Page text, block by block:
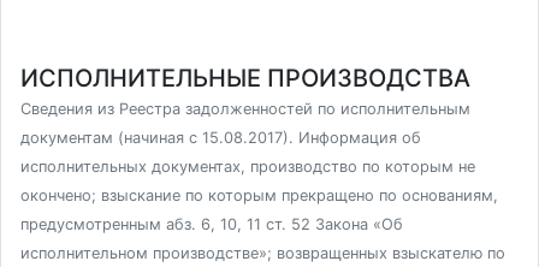
ИСПОЛНИТЕЛЬНЫЕ ПРОИЗВОДСТВА
Сведения из Реестра задолженностей по исполнительным
документам (начиная с 15.08.2017). Информация об
исполнительных документах, производство по которым не
окончено; взыскание по которым прекращено по основаниям,
предусмотренным абз. 6, 10, 11 ст. 52 Закона «Об
исполнительном производстве»; возвращенных взыскателю по